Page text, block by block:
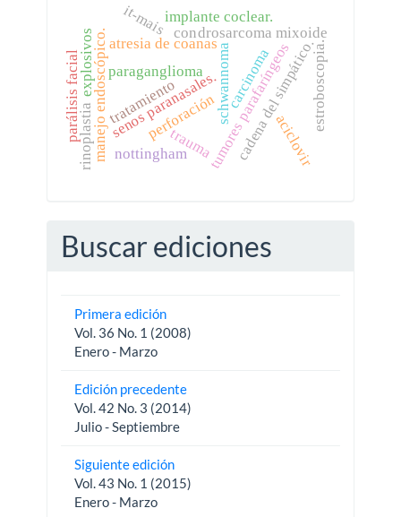
schwannoma
paraganglioma tumores parafaríngeos
cadena del simpático.
atresia de coanas
manejo endoscópico. condrosarcoma mixoide
senos paranasales.
perforación
trauma
explosivos estroboscopia.
parálisis facial tratamiento
aciclovir
carcinoma
it-mais
nottingham
implante coclear.
rinoplastia
Buscar ediciones
Primera edición
Vol. 36 No. 1 (2008)
Enero - Marzo
Edición precedente
Vol. 42 No. 3 (2014)
Julio - Septiembre
Siguiente edición
Vol. 43 No. 1 (2015)
Enero - Marzo